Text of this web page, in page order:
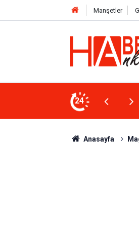
Manşetler
24
2026! Bayram Primi, Erzak Yardımı
Anasayfa